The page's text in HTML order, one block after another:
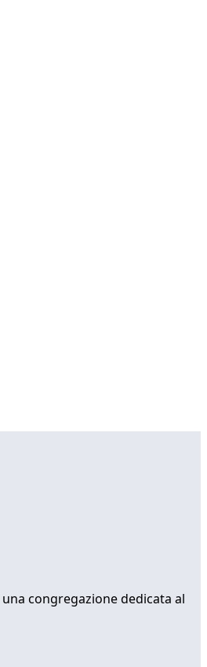
congregazione dedicata al